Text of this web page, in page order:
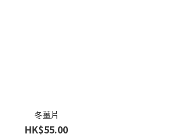
冬薑片
HK$55.00